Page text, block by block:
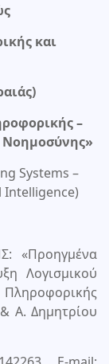
και
–
Νοημοσύνης»
Systems –
«Προηγμένα
Λογισμικού
Α. Δημητρίου